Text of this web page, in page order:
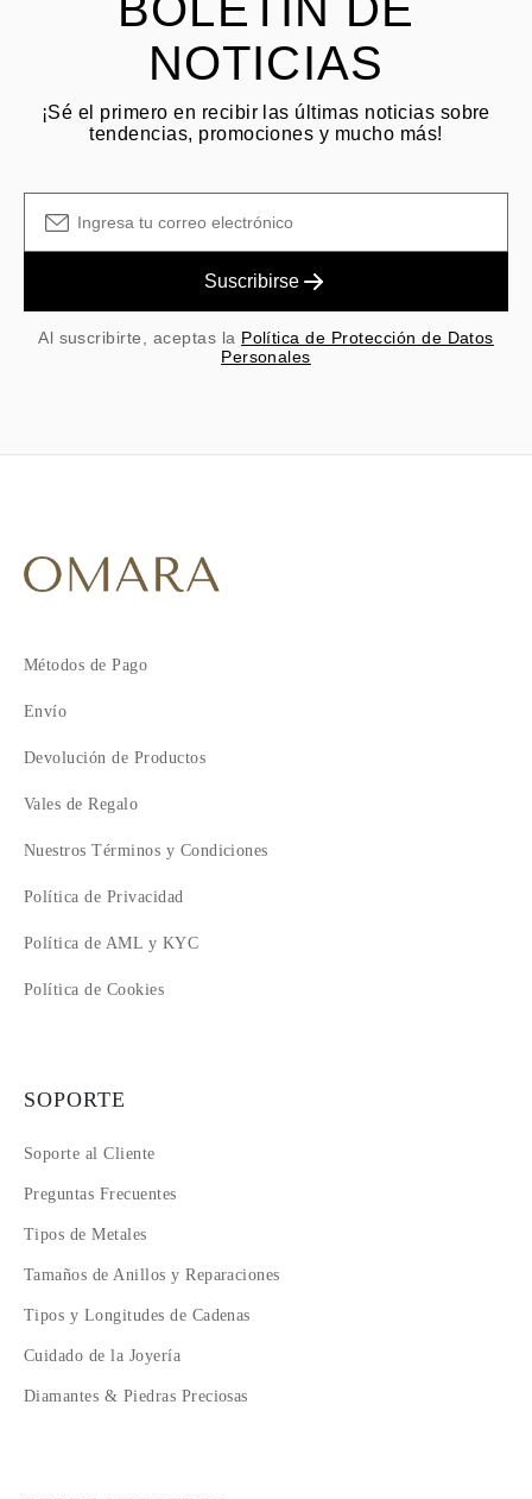
NOTICIAS
¡Sé el primero en recibir las últimas noticias sobre
tendencias, promociones y mucho más!
Suscribirse
Al suscribirte, aceptas la Política de Protección de Datos
Personales
Métodos de Pago
Envío
Devolución de Productos
Vales de Regalo
Nuestros Términos y Condiciones
Política de Privacidad
Política de AML y KYC
Política de Cookies
SOPORTE
Soporte al Cliente
Preguntas Frecuentes
Tipos de Metales
Tamaños de Anillos y Reparaciones
Tipos y Longitudes de Cadenas
Cuidado de la Joyería
Diamantes & Piedras Preciosas